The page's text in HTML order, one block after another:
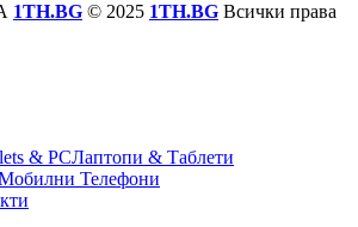
1TH.BG © 2025 1TH.BG Всички права
Лаптопи & Таблети
Телефони